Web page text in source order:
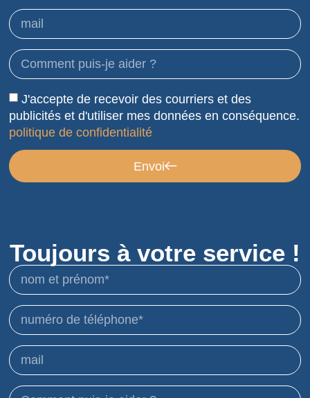
J'accepte de recevoir des courriers et des
publicités et d'utiliser mes données en conséquence.
politique de confidentialité
Envoi
Toujours à votre service !